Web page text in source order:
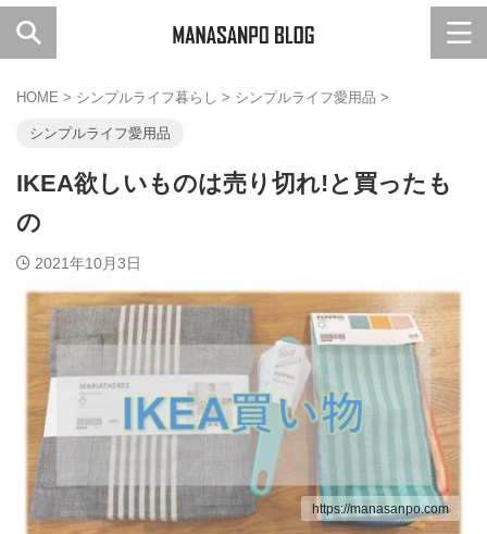
HOME > シンプルライフ暮らし > シンプルライフ愛用品 >
シンプルライフ愛用品
IKEA欲しいものは売り切れ!と買ったも
の
2021年10月3日
https://manasanpo.com